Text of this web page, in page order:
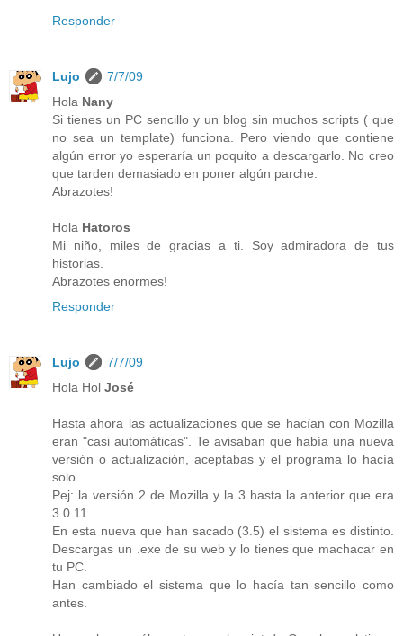
Responder
Lujo
7/7/09
Hola Nany
Si tienes un PC sencillo y un blog sin muchos scripts ( que
no sea un template) funciona. Pero viendo que contiene
algún error yo esperaría un poquito a descargarlo. No creo
que tarden demasiado en poner algún parche.
Abrazotes!
Hola Hatoros
Mi niño, miles de gracias a ti. Soy admiradora de tus
historias.
Abrazotes enormes!
Responder
Lujo
7/7/09
Hola Hol José
Hasta ahora las actualizaciones que se hacían con Mozilla
eran "casi automáticas". Te avisaban que había una nueva
versión o actualización, aceptabas y el programa lo hacía
solo.
Pej: la versión 2 de Mozilla y la 3 hasta la anterior que era
3.0.11.
En esta nueva que han sacado (3.5) el sistema es distinto.
Descargas un .exe de su web y lo tienes que machacar en
tu PC.
Han cambiado el sistema que lo hacía tan sencillo como
antes.